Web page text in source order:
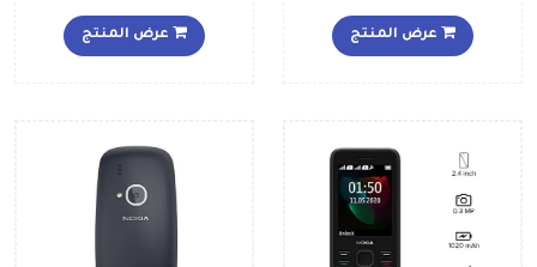
عرض المنتج عرض المنتج